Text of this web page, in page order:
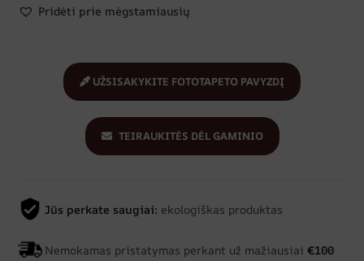
Pridėti prie mėgstamiausių
UŽSISAKYKITE FOTOTAPETO PAVYZDĮ
TEIRAUKITĖS DĖL GAMINIO
Jūs perkate saugiai: ekologiškas produktas
Nemokamas pristatymas perkant už mažiausiai€100